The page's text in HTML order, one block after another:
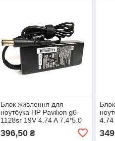
Блок живлення для
ноутбука HP Pavilion g6-
1128sr 19V 4.74 A 7.4*5.0
396,50₴
4.74